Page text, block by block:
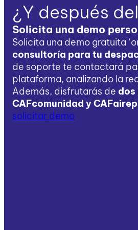
¿Y después
Solicita una demo
Solicita una demo gratuita
consultoría para tu
de soporte te contactará
plataforma, analizando la
Además, disfrutarás de dos
CAFcomunidad y CAFairep
solicitar demo